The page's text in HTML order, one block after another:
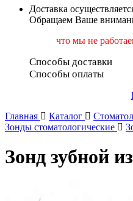
Доставка
Обращаем Ваше
что мы не
Способы доставки
Способы оплаты
Главная
Каталог
Зонды стоматологические
Зонд зубной